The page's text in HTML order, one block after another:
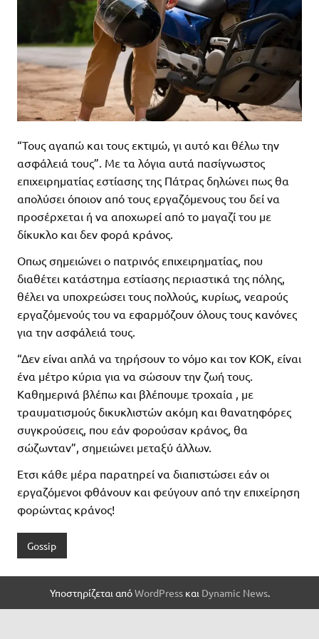
“Τους αγαπώ και τους εκτιμώ, γι αυτό και θέλω την
ασφάλειά τους”. Με τα λόγια αυτά πασίγνωστος
επιχειρηματίας εστίασης της Πάτρας δηλώνει πως θα
απολύσει όποιον από τους εργαζόμενους του δεί να
προσέρχεται ή να αποχωρεί από το μαγαζί του με
δίκυκλο και δεν φορά κράνος.
Οπως σημειώνει ο πατρινός επιχειρηματίας, που
διαθέτει κατάστημα εστίασης περιαστικά της πόλης,
θέλει να υποχρεώσει τους πολλούς, κυρίως, νεαρούς
εργαζόμενούς του να εφαρμόζουν όλους τους κανόνες
για την ασφάλειά τους.
“Δεν είναι απλά να τηρήσουν το νόμο και τον ΚΟΚ, είναι
ένα μέτρο κύρια για να σώσουν την ζωή τους.
Καθημερινά βλέπω και βλέπουμε τροχαία , με
τραυματισμούς δικυκλιστών ακόμη και θανατηφόρες
συγκρούσεις, που εάν φορούσαν κράνος, θα
σώζωνταν”, σημειώνει μεταξύ άλλων.
Ετσι κάθε μέρα παρατηρεί να διαπιστώσει εάν οι
εργαζόμενοι φθάνουν και φεύγουν από την επιχείρηση
φορώντας κράνος!
Gossip
Υποστηρίζεται απόWordPressκαι Dynamic News.